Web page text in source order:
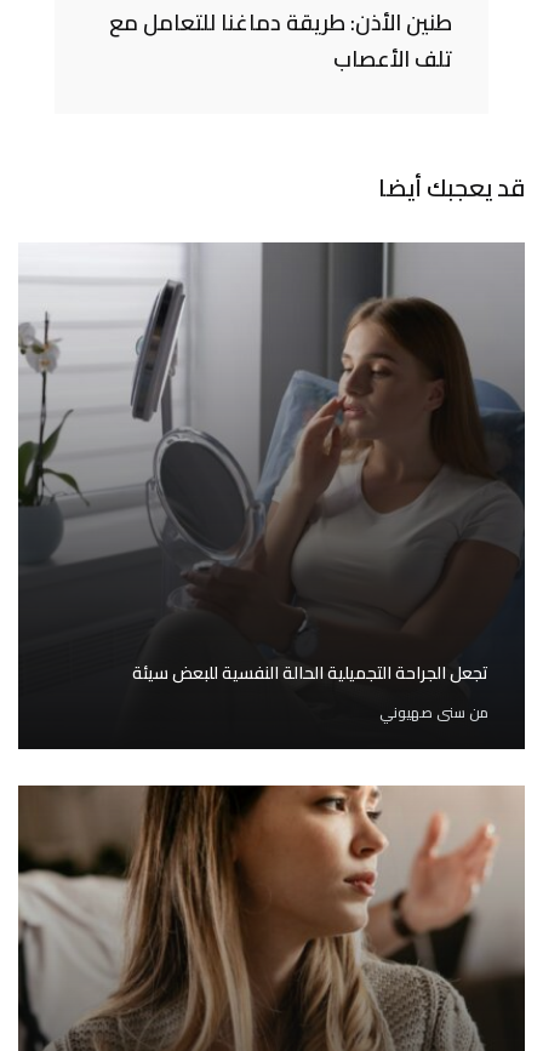
طنين الأذن: طريقة دماغنا للتعامل مع
تلف الأعصاب
قد يعجبك أيضا
تجعل الجراحة التجميلية الحالة النفسية للبعض سيئة
من سنى صهيوني